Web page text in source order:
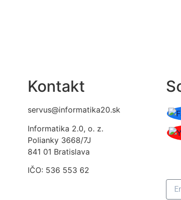
Kontakt
servus@informatika20.sk
Informatika 2.0, o. z.
Polianky 3668/7J
841 01 Bratislava
IČO: 536 553 62